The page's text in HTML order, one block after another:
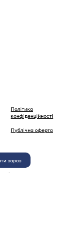
Політика
конфіденційності
Публічна оферта
зараз
за вашу